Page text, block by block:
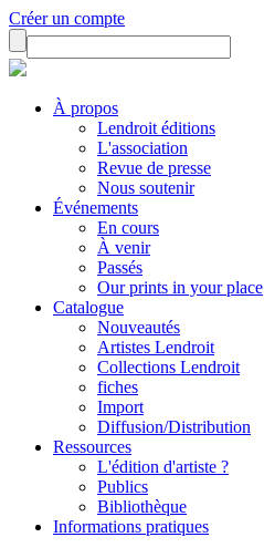
Créer un compte
À propos
Lendroit éditions
L'association
Revue de presse
Nous soutenir
Événements
En cours
À venir
Passés
Our prints in your place
Catalogue
Nouveautés
Artistes Lendroit
Collections Lendroit
fiches
Import
Diffusion/Distribution
Ressources
L'édition d'artiste ?
Publics
Bibliothèque
Informations pratiques